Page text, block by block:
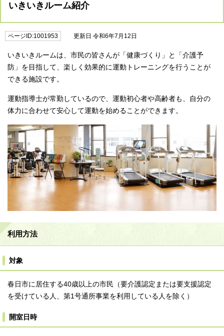
いきいきルーム紹介
ページID:1001953 更新日 令和6年7月12日
いきいきルームは、市民の皆さんが「健康づくり」と「介護予
防」を目指して、楽しく効果的に運動トレーニングを行うことが
できる施設です。
運動指導士が常勤しているので、運動初心者や高齢者も、自分の
体力に合わせて安心して運動を始めることができます。
利用方法
対象
春日市に居住する40歳以上の市民（要介護認定または要支援認定
を受けている人、第1号通所事業を利用している人を除く）
開室日時